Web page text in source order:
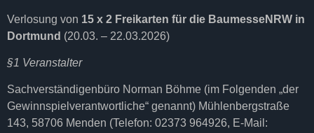
Verlosung von 15 x 2 Freikarten für die BaumesseNRW in
Dortmund (20.03. – 22.03.2026)
§1 Veranstalter
Sachverständigenbüro Norman Böhme (im Folgenden „der
Gewinnspielverantwortliche“ genannt) Mühlenbergstraße
143, 58706 Menden (Telefon: 02373 964926, E-Mail: